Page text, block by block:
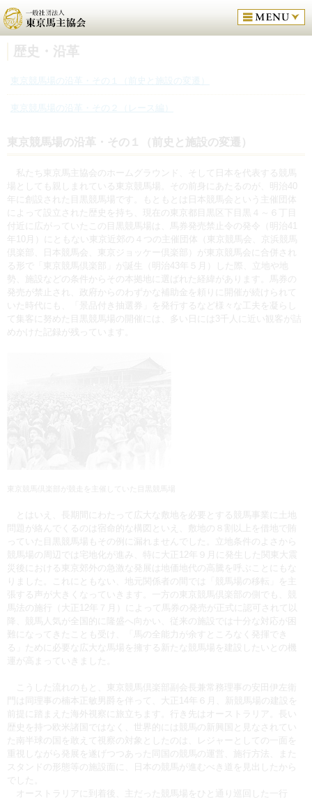
歴史・沿革
東京競馬場の沿革・その１（前史と施設の変遷）
東京競馬場の沿革・その２（レース編）
東京競馬場の沿革・その１（前史と施設の変遷）
私たち東京馬主協会のホームグラウンド、そして日本を代表する競馬
場としても親しまれている東京競馬場。その前身にあたるのが、明治40
年に創設された目黒競馬場です。もともとは日本競馬会という主催団体
によって設立された歴史を持ち、現在の東京都目黒区下目黒４～６丁目
付近に広がっていたこの目黒競馬場は、馬券発売禁止令の発令（明治41
年10月）にともない東京近郊の４つの主催団体（東京競馬会、京浜競馬
倶楽部、日本競馬会、東京ジョッケー倶楽部）が東京競馬会に合併され
る形で「東京競馬倶楽部」が誕生（明治43年５月）した際、立地や地
勢、施設などの条件からその本拠地に選ばれた経緯があります。馬券の
発売が禁止され、政府からのわずかな補助金を頼りに開催が続けられて
いた時代にも、「景品付き抽選券」を発行するなど様々な工夫を凝らし
て集客に努めた目黒競馬場の開催には、多い日には3千人に近い観客が詰
めかけた記録が残っています。
東京競馬倶楽部が競走を主催していた目黒競馬場
とはいえ、長期間にわたって広大な敷地を必要とする競馬事業に土地
問題が絡んでくるのは宿命的な構図といえ、敷地の８割以上を借地で賄
っていた目黒競馬場もその例に漏れませんでした。立地条件のよさから
競馬場の周辺では宅地化が進み、特に大正12年９月に発生した関東大震
災後における東京郊外の急激な発展は地価地代の高騰を呼ぶことにもな
りました。これにともない、地元関係者の間では「競馬場の移転」を主
張する声が大きくなっていきます。一方の東京競馬倶楽部の側でも、競
馬法の施行（大正12年７月）によって馬券の発売が正式に認可されて以
降、競馬人気が全国的に隆盛へ向かい、従来の施設では十分な対応が困
難になってきたことも受け、「馬の全能力が余すところなく発揮でき
る」ために必要な広大な馬場を擁する新たな競馬場を建設したいとの機
運が高まっていきました。
こうした流れのもと、東京競馬倶楽部副会長兼常務理事の安田伊左衛
門は同理事の楠本正敏男爵を伴って、大正14年６月、新競馬場の建設を
前提に踏まえた海外視察に旅立ちます。行き先はオーストラリア。長い
歴史を持つ欧米諸国ではなく、世界的には競馬の新興国と見なされてい
た南半球の国を敢えて視察の対象としたのは、レジャーとしての一面を
重視しながら発展を遂げつつあった同国の競馬の運営、施行方法、また
スタンドの形態等の施設面に、日本の競馬が進むべき道を見出したから
オーストラリアに到着後、主だった競馬場をひと通り巡回した一行